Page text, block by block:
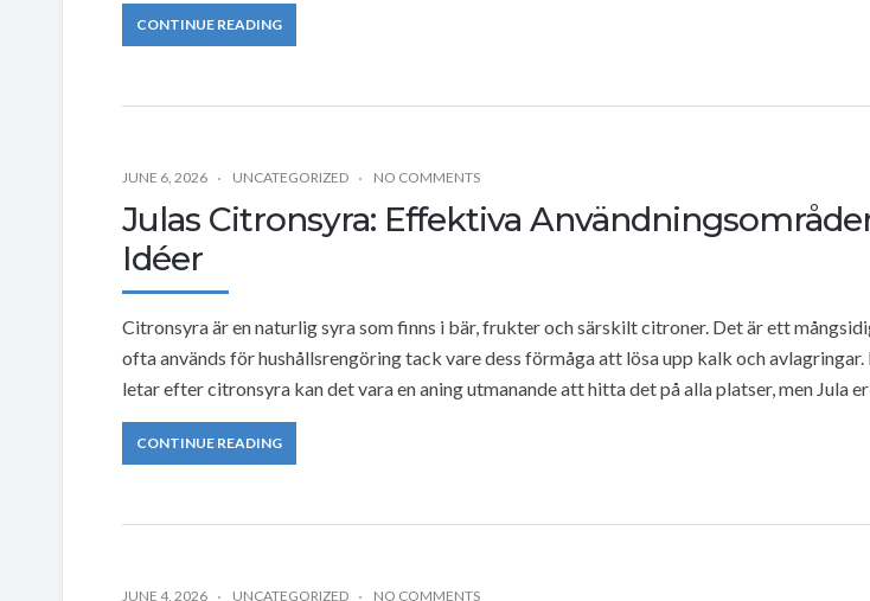
CONTINUE READING
JUNE 6, 2026 UNCATEGORIZED NO COMMENTS
Julas Citronsyra: Effektiva
Idéer
Citronsyra är en naturlig syra som finns i bär, frukter och särskilt citroner. Det är ett
ofta används för hushållsrengöring tack vare dess förmåga att lösa upp kalk och avlagringar.
letar efter citronsyra kan det vara en aning utmanande att hitta det på alla platser, men Jula
CONTINUE READING
JUNE 4, 2026 UNCATEGORIZED NO COMMENTS